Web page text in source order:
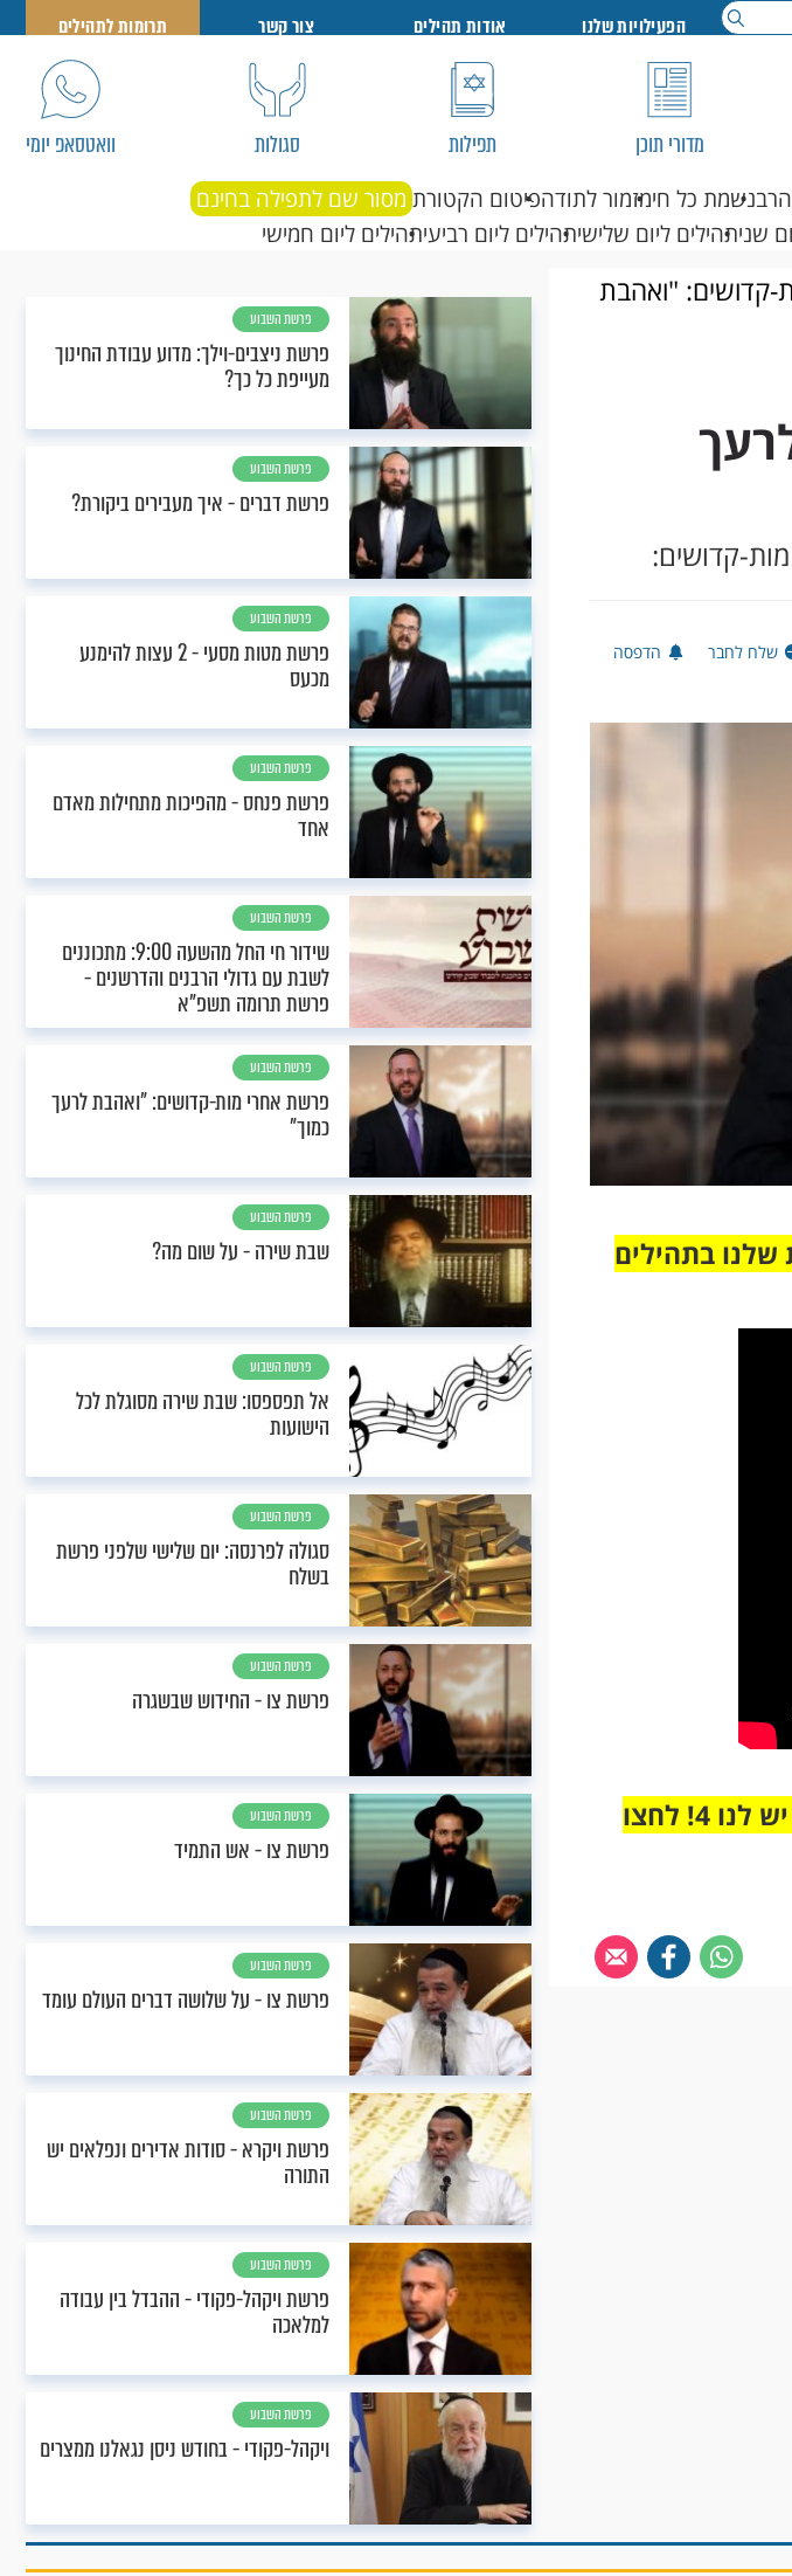
הפעילויות שלנו אודות תהילים צור קשר תרומות לתהילים
מדורי תוכן תפילות סגולות וואטסאפ יומי
נשמת כל חימזמור לתודהפיטום הקטורת מסור שם לתפילה בחינם
שניתהילים ליום שלישיתהילים ליום רביעיתהילים ליום חמישי
קדושים: "ואהבת
קדושים:
שלח לחבר הדפסה
שלנו בתהילים
מחוברים רק לקבוצת ווטסאפ אחת מבית מוקד תהילים ארצי? יש לנו 4! לחצו
פרשת השבוע
פרשת ניצבים-וילך: מדוע עבודת החינוך
מעייפת כל כך?
פרשת השבוע
פרשת דברים - איך מעבירים ביקורת?
פרשת השבוע
פרשת מטות מסעי - 2 עצות להימנע
מכעס
פרשת השבוע
פרשת פנחס - מהפיכות מתחילות מאדם
אחד
פרשת השבוע
שידור חי החל מהשעה 9:00: מתכוננים
לשבת עם גדולי הרבנים והדרשנים -
פרשת תרומה תשפ"א
פרשת השבוע
פרשת אחרי מות-קדושים: "ואהבת לרעך
כמוך"
פרשת השבוע
שבת שירה - על שום מה?
פרשת השבוע
אל תפספסו: שבת שירה מסוגלת לכל
הישועות
פרשת השבוע
סגולה לפרנסה: יום שלישי שלפני פרשת
בשלח
פרשת השבוע
פרשת צו - החידוש שבשגרה
פרשת השבוע
פרשת צו - אש התמיד
פרשת השבוע
פרשת צו - על שלושה דברים העולם עומד
פרשת השבוע
פרשת ויקרא - סודות אדירים ונפלאים יש
התורה
פרשת השבוע
פרשת ויקהל-פקודי - ההבדל בין עבודה
למלאכה
פרשת השבוע
ויקהל-פקודי - בחודש ניסן נגאלנו ממצרים